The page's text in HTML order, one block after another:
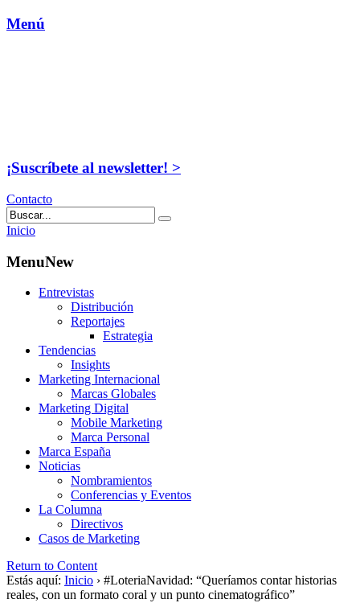
Menú
¡Suscríbete al newsletter! >
Contacto
Inicio
MenuNew
Entrevistas
Distribución
Reportajes
Estrategia
Tendencias
Insights
Marketing Internacional
Marcas Globales
Marketing Digital
Mobile Marketing
Marca Personal
Marca España
Noticias
Nombramientos
Conferencias y Eventos
La Columna
Directivos
Casos de Marketing
Return to Content
Estás aquí: Inicio › #LoteriaNavidad: “Queríamos contar historias
reales, con un formato coral y un punto cinematográfico”